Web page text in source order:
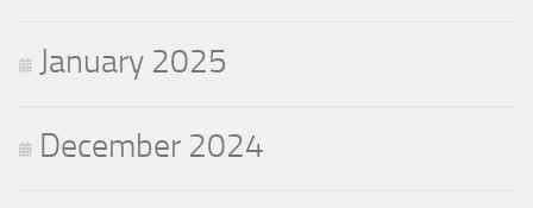
January 2025
December 2024